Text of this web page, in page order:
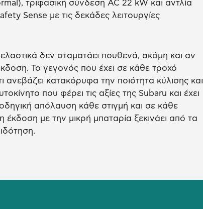
τριφασική σύνδεση AC 22 kW και αντλία
Sense με τις δεκάδες λειτουργίες
δεν σταματάει πουθενά, ακόμη και αν
Το γεγονός που έχει σε κάθε τροχό
ανεβάζει κατακόρυφα την ποιότητα κύλισης και
που φέρει τις αξίες της Subaru και έχει
απόλαυση κάθε στιγμή και σε κάθε
έκδοση με την μικρή μπαταρία ξεκινάει από τα